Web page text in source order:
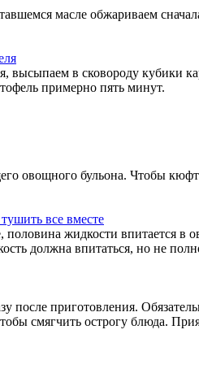
масле обжариваем
высыпаем в сковороду
примерно пять минут.
овощного бульона. Чтобы
половина жидкости впитается
должна впитаться, но не
после приготовления.
смягчить острогу блюда.